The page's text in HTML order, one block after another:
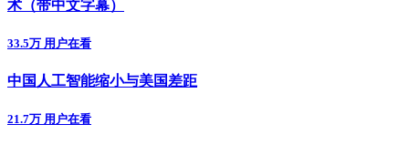
术（带中文字幕）
33.5万 用户在看
中国人工智能缩小与美国差距
21.7万 用户在看